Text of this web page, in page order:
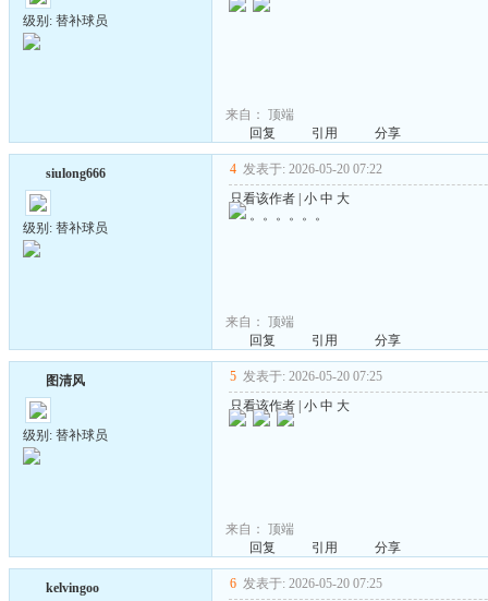
级别: 替补球员
来自： 顶端
回复
引用 分享
siulong666
级别: 替补球员
4 发表于: 2026-05-20 07:22
只看该作者 小 中 大
。。。。。。
来自： 顶端
回复
引用 分享
图清风
级别: 替补球员
5 发表于: 2026-05-20 07:25
只看该作者 小 中 大
来自： 顶端
回复
引用 分享
kelvingoo 6 发表于: 2026-05-20 07:25